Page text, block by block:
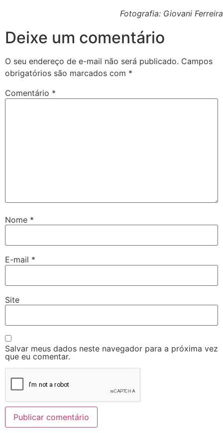
Fotografia: Giovani Ferreira
Deixe um comentário
O seu endereço de e-mail não será publicado. Campos
obrigatórios são marcados com *
Comentário *
Nome *
E-mail *
Site
Salvar meus dados neste navegador para a próxima vez
que eu comentar.